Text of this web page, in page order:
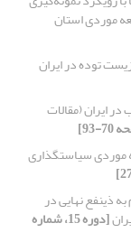
موردی استان
توده در ایران
ایران (مقالات
موردی سیاستگذاری
ذینفع نهایی در
[دوره 15، شماره